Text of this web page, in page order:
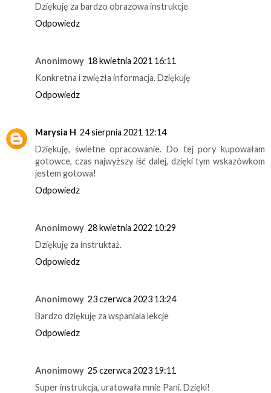
Dziękuję za bardzo obrazowa instrukcje
Odpowiedz
Anonimowy 18 kwietnia 2021 16:11
Konkretna i zwięzła informacja. Dziękuję
Odpowiedz
Marysia H 24 sierpnia 2021 12:14
Dziękuję, świetne opracowanie. Do tej pory kupowałam
gotowce, czas najwyższy iść dalej, dzięki tym wskazówkom
jestem gotowa!
Odpowiedz
Anonimowy 28 kwietnia 2022 10:29
Dziękuję za instruktaż.
Odpowiedz
Anonimowy 23 czerwca 2023 13:24
Bardzo dziękuję za wspaniala lekcje
Odpowiedz
Anonimowy 25 czerwca 2023 19:11
Super instrukcja, uratowała mnie Pani. Dzięki!